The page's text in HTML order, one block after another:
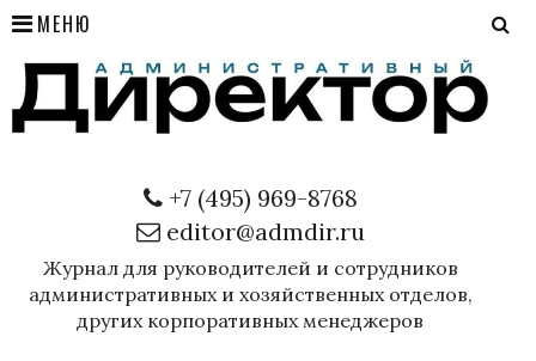
МЕНЮ
+7 (495) 969-8768
editor@admdir.ru
Журнал для руководителей и сотрудников
административных и хозяйственных отделов,
других корпоративных менеджеров